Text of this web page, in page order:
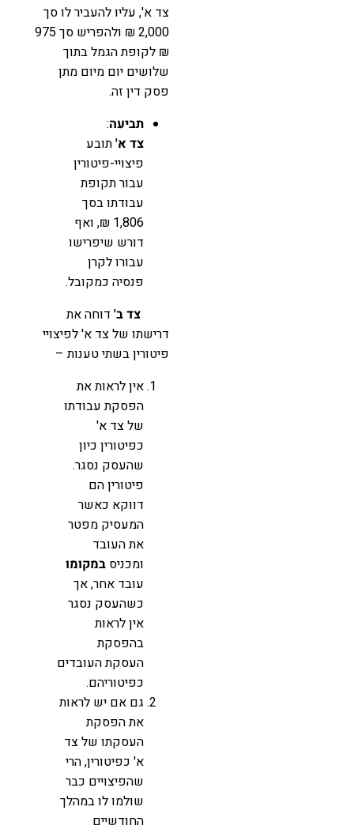
צד א', עליו להעביר לו סך
2,000 ₪ ולהפריש סך 975
₪ לקופת הגמל בתוך
שלושים יום מיום מתן
פסק דין זה.
תביעה:
צד א'תובע
פיצויי-פיטורין
עבור תקופת
עבודתו בסך
1,806 ₪, ואף
דורש שיפרישו
עבורו לקרן
פנסיה כמקובל.
צד ב' דוחה את
דרישתו של צד א' לפיצויי
פיטורין בשתי טענות –
אין לראות את
הפסקת עבודתו
של צד א'
כפיטורין כיון
שהעסק נסגר.
פיטורין הם
דווקא כאשר
המעסיק מפטר
את העובד
ומכניס במקומו
עובד אחר, אך
כשהעסק נסגר
אין לראות
בהפסקת
העסקת העובדים
כפיטוריהם.
גם אם יש לראות
את הפסקת
העסקתו של צד
א' כפיטורין, הרי
שהפיצויים כבר
שולמו לו במהלך
החודשיים